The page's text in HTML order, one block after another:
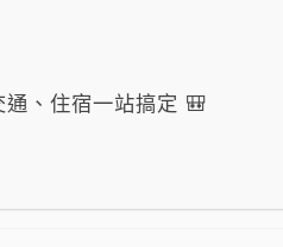
、住宿一站搞定 🎒